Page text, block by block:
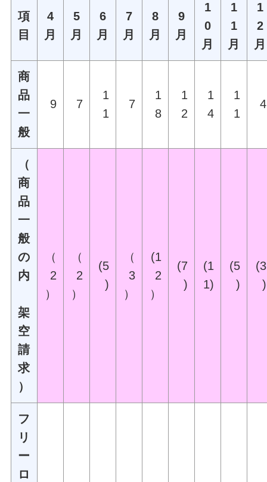
項
目
4
月
5
月
6
月
7
月
8
月
9
月
1
0
月
1
1
月
1
2
月
商
品
一
般
9 7
1
1
7
1
8
1
2
1
4
1
1
4
（
商
品
一
般
の
内
架
空
請
求
）
（
2
）
（
2
）
(5
)
（
3
）
(1
2
）
(7
)
(1
1)
(5
)
(3
)
フ
リ
ー
ロ